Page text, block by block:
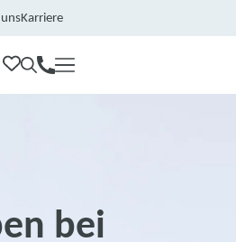
Karriere
Kontakt
bei